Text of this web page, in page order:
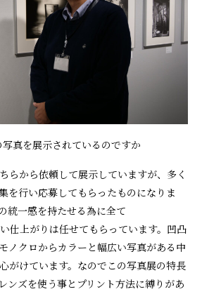
写真を展示されているのですか
らから依頼して展示していますが、多く
を行い応募してもらったものになりま
統一感を持たせる為に全て
仕上がりは任せてもらっています。凹凸
ノクロからカラーと幅広い写真がある中
がけています。なのでこの写真展の特長
ンズを使う事とプリント方法に縛りがあ